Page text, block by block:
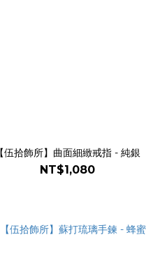
【伍拾飾所】曲面細緻戒指 - 純銀
NT$1,080